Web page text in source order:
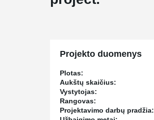
Projekto duomenys
Plotas:
Aukštų skaičius:
Vystytojas:
Rangovas:
Projektavimo darbų pradžia: